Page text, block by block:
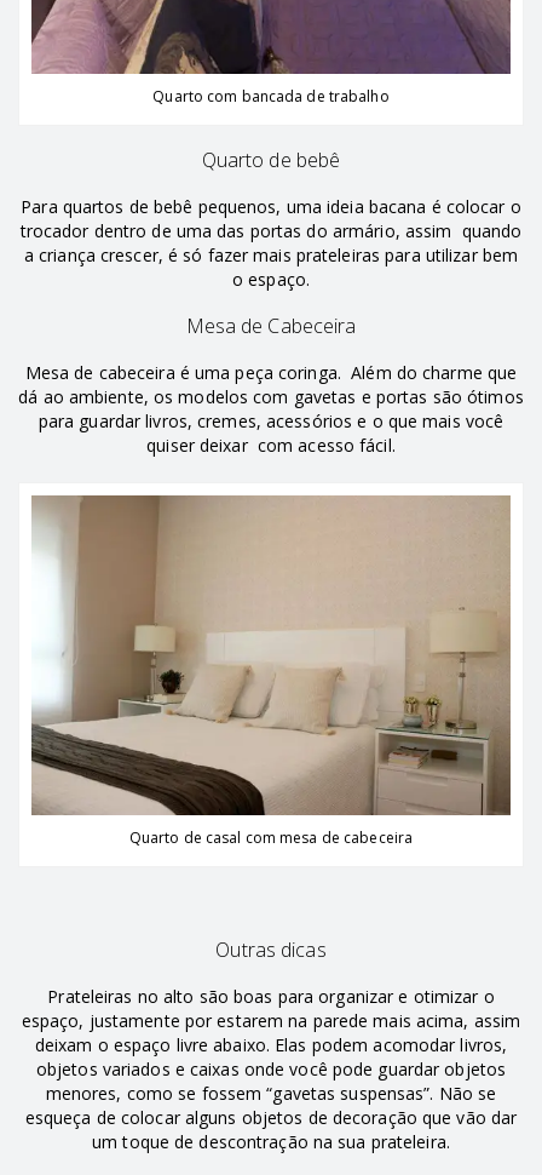
Quarto com bancada de trabalho
Quarto de bebê
Para quartos de bebê pequenos, uma ideia bacana é colocar o
trocador dentro de uma das portas do armário, assim quando
a criança crescer, é só fazer mais prateleiras para utilizar bem
o espaço.
Mesa de Cabeceira
Mesa de cabeceira é uma peça coringa. Além do charme que
dá ao ambiente, os modelos com gavetas e portas são ótimos
para guardar livros, cremes, acessórios e o que mais você
quiser deixar com acesso fácil.
Quarto de casal com mesa de cabeceira
Outras dicas
Prateleiras no alto são boas para organizar e otimizar o
espaço, justamente por estarem na parede mais acima, assim
deixam o espaço livre abaixo. Elas podem acomodar livros,
objetos variados e caixas onde você pode guardar objetos
menores, como se fossem “gavetas suspensas”. Não se
esqueça de colocar alguns objetos de decoração que vão dar
um toque de descontração na sua prateleira.